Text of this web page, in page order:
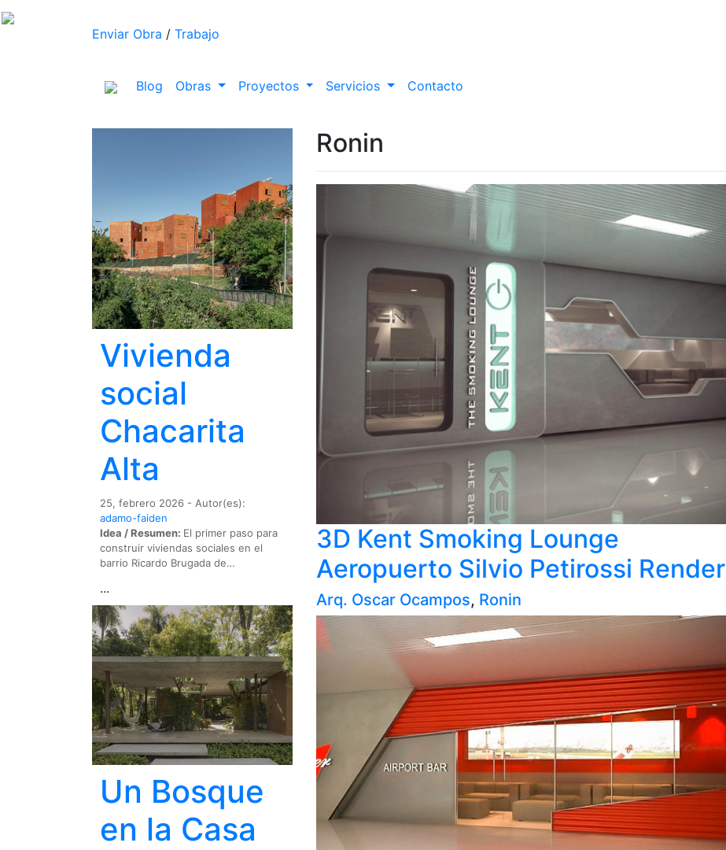
Enviar Obra / Trabajo
Blog (current)
Obras Proyectos Servicios Contacto
Ronin
3D Kent Smoking Lounge
Aeropuerto Silvio Petirossi Render
Arq. Oscar Ocampos, Ronin
Vivienda
social
Chacarita
Alta
25, febrero 2026 - Autor(es):
adamo-faiden
Idea / Resumen: El primer paso para
construir viviendas sociales en el
barrio Ricardo Brugada de…
...
Un Bosque
en la Casa